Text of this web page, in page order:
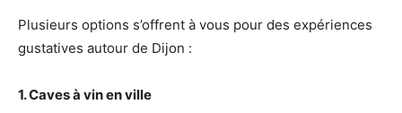
Plusieurs options s’offrent à vous pour des expériences
gustatives autour de Dijon :
1. Caves à vin en ville